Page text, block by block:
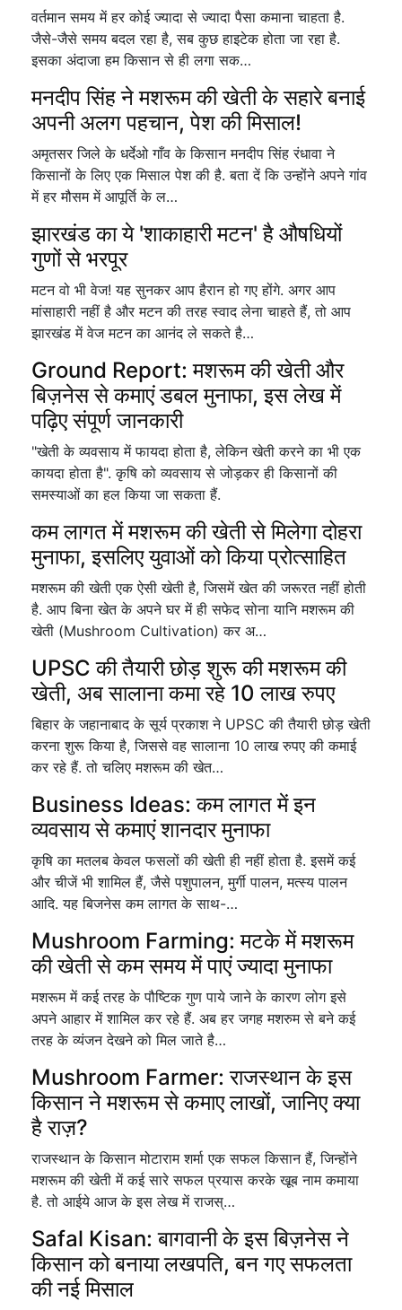
वर्तमान समय में हर कोई ज्यादा से ज्यादा पैसा कमाना चाहता है.
जैसे-जैसे समय बदल रहा है, सब कुछ हाइटेक होता जा रहा है.
इसका अंदाजा हम किसान से ही लगा सक…
मनदीप सिंह ने मशरूम की खेती के सहारे बनाई
अपनी अलग पहचान, पेश की मिसाल!
अमृतसर जिले के धर्देओ गाँव के किसान मनदीप सिंह रंधावा ने
किसानों के लिए एक मिसाल पेश की है. बता दें कि उन्होंने अपने गांव
में हर मौसम में आपूर्ति के ल…
झारखंड का ये 'शाकाहारी मटन' है औषधियों
गुणों से भरपूर
मटन वो भी वेज! यह सुनकर आप हैरान हो गए होंगे. अगर आप
मांसाहारी नहीं है और मटन की तरह स्वाद लेना चाहते हैं, तो आप
झारखंड में वेज मटन का आनंद ले सकते है…
Ground Report: मशरूम की खेती और
बिज़नेस से कमाएं डबल मुनाफा, इस लेख में
पढ़िए संपूर्ण जानकारी
"खेती के व्यवसाय में फायदा होता है, लेकिन खेती करने का भी एक
कायदा होता है". कृषि को व्यवसाय से जोड़कर ही किसानों की
समस्याओं का हल किया जा सकता हैं.
कम लागत में मशरूम की खेती से मिलेगा दोहरा
मुनाफा, इसलिए युवाओं को किया प्रोत्साहित
मशरूम की खेती एक ऐसी खेती है, जिसमें खेत की जरूरत नहीं होती
है. आप बिना खेत के अपने घर में ही सफेद सोना यानि मशरूम की
खेती (Mushroom Cultivation) कर अ…
UPSC की तैयारी छोड़ शुरू की मशरूम की
खेती, अब सालाना कमा रहे 10 लाख रुपए
बिहार के जहानाबाद के सूर्य प्रकाश ने UPSC की तैयारी छोड़ खेती
करना शुरू किया है, जिससे वह सालाना 10 लाख रुपए की कमाई
कर रहे हैं. तो चलिए मशरूम की खेत…
Business Ideas: कम लागत में इन
व्यवसाय से कमाएं शानदार मुनाफा
कृषि का मतलब केवल फसलों की खेती ही नहीं होता है. इसमें कई
और चीजें भी शामिल हैं, जैसे पशुपालन, मुर्गी पालन, मत्स्य पालन
आदि. यह बिजनेस कम लागत के साथ-…
Mushroom Farming: मटके में मशरूम
की खेती से कम समय में पाएं ज्यादा मुनाफा
मशरूम में कई तरह के पौष्टिक गुण पाये जाने के कारण लोग इसे
अपने आहार में शामिल कर रहे हैं. अब हर जगह मशरुम से बने कई
तरह के व्यंजन देखने को मिल जाते है…
Mushroom Farmer: राजस्थान के इस
किसान ने मशरूम से कमाए लाखों, जानिए क्या
है राज़?
राजस्थान के किसान मोटाराम शर्मा एक सफल किसान हैं, जिन्होंने
मशरूम की खेती में कई सारे सफल प्रयास करके खूब नाम कमाया
है. तो आईये आज के इस लेख में राजस्…
Safal Kisan: बागवानी के इस बिज़नेस ने
किसान को बनाया लखपति, बन गए सफलता
की नई मिसाल